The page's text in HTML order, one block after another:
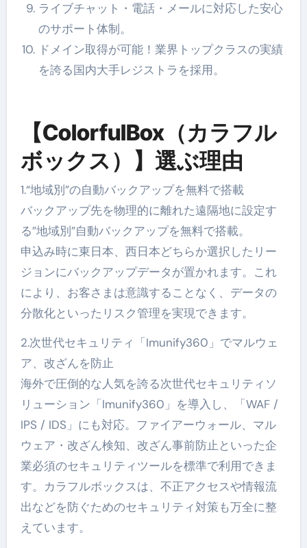
ライブチャット・電話・メールに対応した安心
のサポート体制。
ドメイン取得が可能！業界トップクラスの実績
を誇る国内大手レジストラを採用。
【ColorfulBox（カラフル
ボックス）】選ぶ理由
1.“地域別”の自動バックアップを無料で搭載
バックアップ先を物理的に離れた遠隔地に設定す
る”地域別”自動バックアップを無料で搭載。
申込み時に東日本、西日本どちらか選択したリー
ジョンにバックアップデータが置かれます。これ
により、お客さまは意識することなく、データの
分散化といったリスク管理を実現できます。
2.次世代セキュリティ「Imunify360」でマルウェ
ア、改ざんを防止
海外で圧倒的な人気を誇る次世代セキュリティソ
リューション「Imunify360」を導入し、「WAF /
IPS / IDS」にも対応。ファイアーウォール、マル
ウェア・改ざん検知、改ざん事前防止といった企
業必須のセキュリティツールを標準で利用できま
す。カラフルボックスは、不正アクセスや情報流
出などを防ぐためのセキュリティ対策も万全に整
えています。